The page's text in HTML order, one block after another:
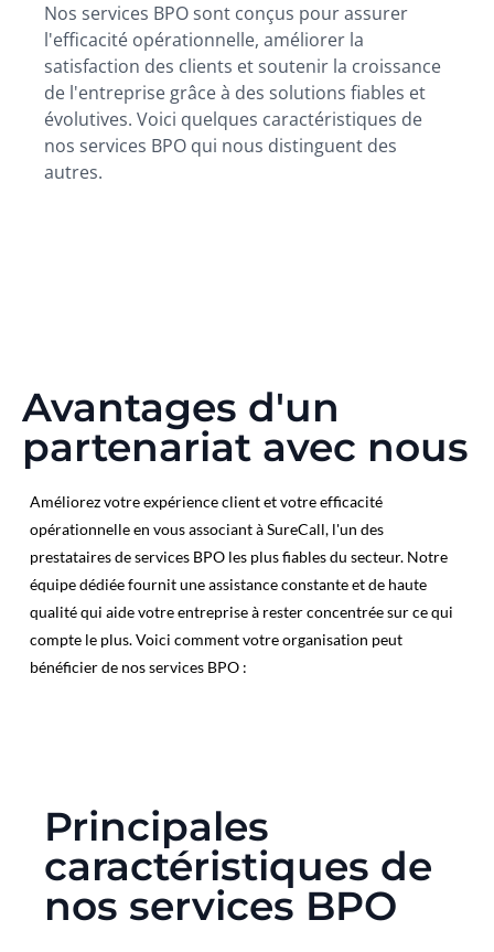
Nos services BPO sont conçus pour assurer
l'efficacité opérationnelle, améliorer la
satisfaction des clients et soutenir la croissance
de l'entreprise grâce à des solutions fiables et
évolutives. Voici quelques caractéristiques de
nos services BPO qui nous distinguent des
autres.
Avantages d'un
partenariat avec nous
Améliorez votre expérience client et votre efficacité
opérationnelle en vous associant à SureCall, l'un des
prestataires de services BPO les plus fiables du secteur. Notre
équipe dédiée fournit une assistance constante et de haute
qualité qui aide votre entreprise à rester concentrée sur ce qui
compte le plus. Voici comment votre organisation peut
bénéficier de nos services BPO :
Principales
caractéristiques de
nos services BPO